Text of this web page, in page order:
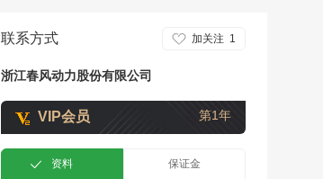
联系方式 加关注 1
浙江春风动力股份有限公司
VIP会员 第1年
资料 保证金